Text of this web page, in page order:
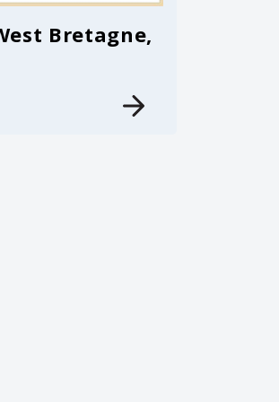
Bretagne,